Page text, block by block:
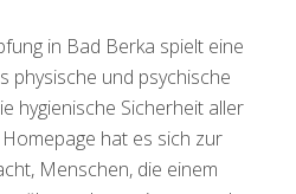
in Bad Berka spielt eine
physische und psychische
hygienische Sicherheit aller
hat es sich zur
Menschen, die einem